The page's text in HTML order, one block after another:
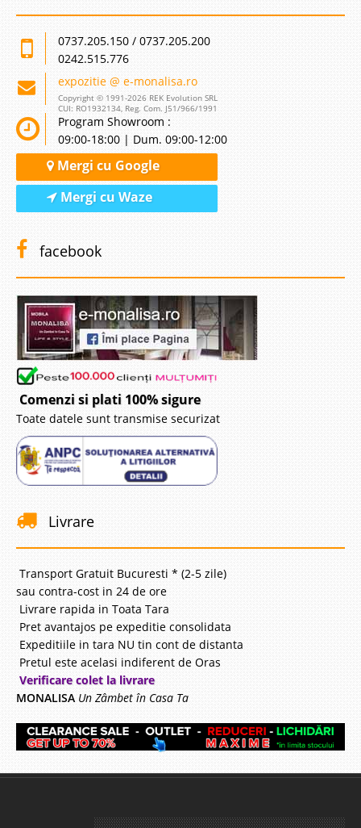
0737.205.150 / 0737.205.200
0242.515.776
expozitie @ e-monalisa.ro
Copyright © 1991-2026 REK Evolution SRL
CUI: RO1932134, Reg. Com. J51/966/1991
Program Showroom :
09:00-18:00 | Dum. 09:00-12:00
Mergi cu Google
Mergi cu Waze
facebook
Comenzi si plati 100% sigure
Toate datele sunt transmise securizat
Livrare
Transport Gratuit Bucuresti * (2-5 zile)
sau contra-cost in 24 de ore
Livrare rapida in Toata Tara
Pret avantajos pe expeditie consolidata
Expeditiile in tara NU tin cont de distanta
Pretul este acelasi indiferent de Oras
Verificare colet la livrare
MONALISA Un Zâmbet în Casa Ta